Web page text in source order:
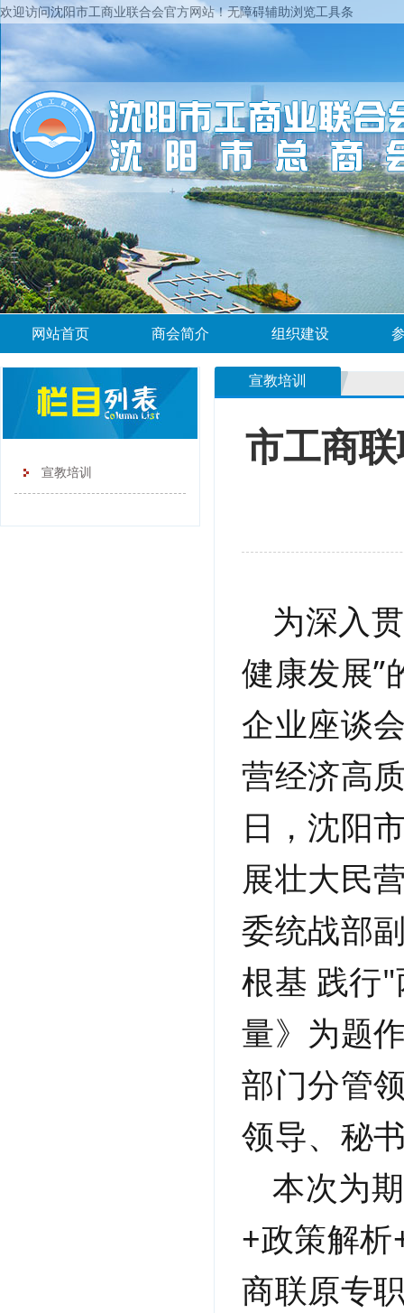
欢迎访问沈阳市工商业联合会官方网站！无障碍辅助浏览工具条
网站首页 商会简介 组织建设
宣教培训
宣教培训
市工商
为深入
健康发展”
企业座谈
营经济高
日，沈阳
展壮大民
委统战部
根基 践行"
量》为题
部门分管
领导、秘
本次为期
+政策解析
商联原专